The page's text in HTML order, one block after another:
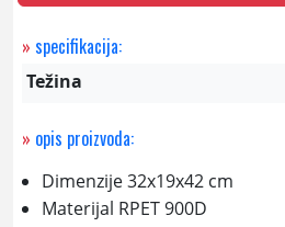
» specifikacija:
Težina
» opis proizvoda:
Dimenzije 32x19x42 cm
Materijal RPET 900D